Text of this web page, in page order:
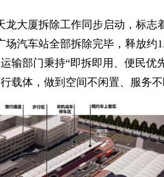
大厦拆除工作同步启动，标志
汽车站全部拆除完毕，释放约
输部门秉持“即拆即用、便民优
载体，做到空间不闲置、服务不